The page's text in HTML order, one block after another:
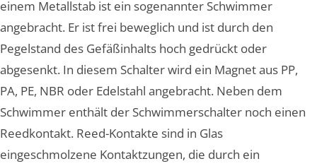
einem Metallstab ist ein sogenannter Schwimmer
angebracht. Er ist frei beweglich und ist durch den
Pegelstand des Gefäßinhalts hoch gedrückt oder
abgesenkt. In diesem Schalter wird ein Magnet aus PP,
PA, PE, NBR oder Edelstahl angebracht. Neben dem
Schwimmer enthält der Schwimmerschalter noch einen
Reedkontakt. Reed-Kontakte sind in Glas
eingeschmolzene Kontaktzungen, die durch ein